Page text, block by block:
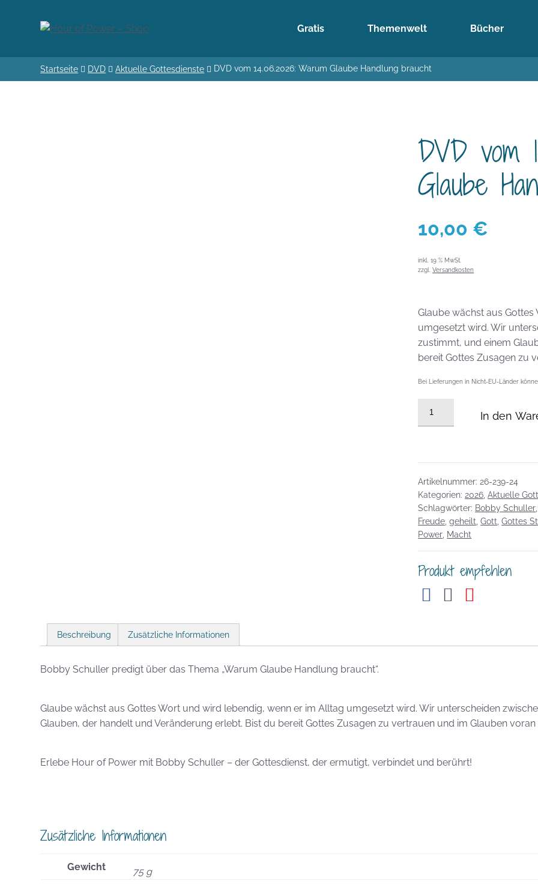
Gratis Themenwelt Bücher
Startseite DVD Aktuelle Gottesdienste DVD vom 14.06.2026: Warum Glaube Handlung braucht
DVD vom
Glaube
10,00 €
inkl. 19 % MwSt.
zzgl.Versandkosten
Glaube wächst aus
umgesetzt wird. Wir
zustimmt, und einem
bereit Gottes Zusagen zu
Bei Lieferungen in Nicht-EU-Länder
Handlung
braucht
Menge
In den
Artikelnummer: 26-239-24
Kategorien: 2026 ,Aktuelle
Schlagwörter: Bobby Schuller
Freude ,geheilt ,Gott ,Gottes
Power Macht
Produkt empfehlen
Beschreibung Zusätzliche Informationen
Bobby Schuller predigt über das Thema „Warum Glaube Handlung braucht“.
Glaube wächst aus Gottes Wort und wird lebendig, wenn er im Alltag umgesetzt wird. Wir unterscheiden
Glauben, der handelt und Veränderung erlebt. Bist du bereit Gottes Zusagen zu vertrauen und im Glauben voran
Erlebe Hour of Power mit Bobby Schuller – der Gottesdienst, der ermutigt, verbindet und berührt!
Zusätzliche Informationen
Gewicht 75 g